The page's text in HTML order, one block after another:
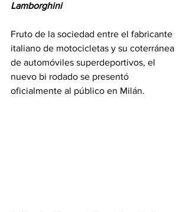
Lamborghini
Fruto de la sociedad entre el fabricante
italiano de motocicletas y su coterránea
de automóviles superdeportivos, el
nuevo bi rodado se presentó
oficialmente al público en Milán.